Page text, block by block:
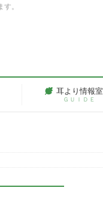
。
耳より情報室
ＧＵＩＤＥ